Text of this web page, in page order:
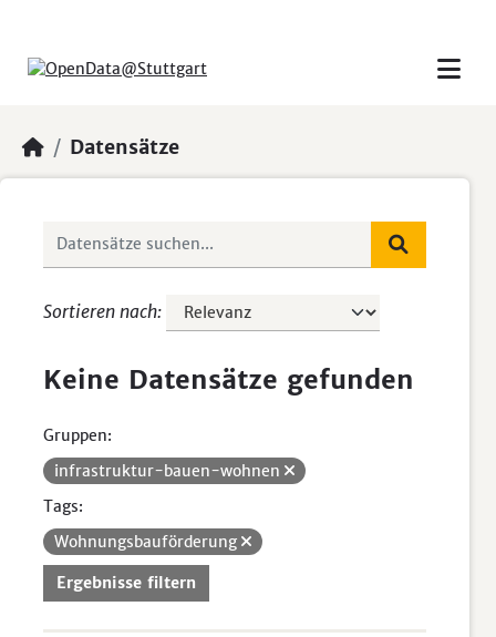
Datensätze
Sortieren nach
Keine Datensätze gefunden
Gruppen:
infrastruktur-bauen-wohnen
Tags:
Wohnungsbauförderung
Ergebnisse filtern